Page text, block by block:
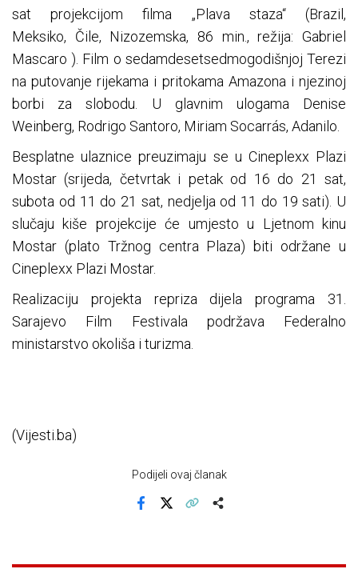
sat projekcijom filma „Plava staza“ (Brazil,
Meksiko, Čile, Nizozemska, 86 min., režija: Gabriel
Mascaro ). Film o sedamdesetsedmogodišnjoj Terezi
na putovanje rijekama i pritokama Amazona i njezinoj
borbi za slobodu. U glavnim ulogama Denise
Weinberg, Rodrigo Santoro, Miriam Socarrás, Adanilo.
Besplatne ulaznice preuzimaju se u Cineplexx Plazi
Mostar (srijeda, četvrtak i petak od 16 do 21 sat,
subota od 11 do 21 sat, nedjelja od 11 do 19 sati). U
slučaju kiše projekcije će umjesto u Ljetnom kinu
Mostar (plato Tržnog centra Plaza) biti održane u
Cineplexx Plazi Mostar.
Realizaciju projekta repriza dijela programa 31.
Sarajevo Film Festivala podržava Federalno
ministarstvo okoliša i turizma.
(Vijesti.ba)
Podijeli ovaj članak